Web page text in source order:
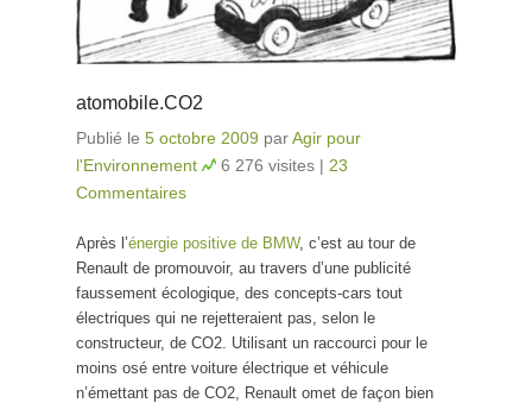
atomobile.CO2
Publié le 5 octobre 2009 parAgir pour
l'Environnement
6 276 visites | 23
Commentaires
Après l’énergie positive de BMW, c’est au tour de
Renault de promouvoir, au travers d’une publicité
faussement écologique, des concepts-cars tout
électriques qui ne rejetteraient pas, selon le
constructeur, de CO2. Utilisant un raccourci pour le
moins osé entre voiture électrique et véhicule
n’émettant pas de CO2, Renault omet de façon bien